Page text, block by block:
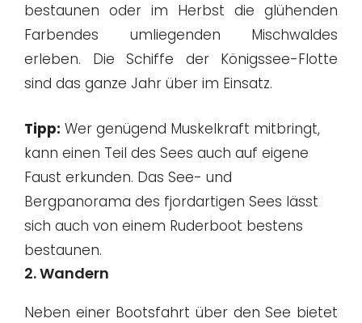
bestaunen oder im Herbst die glühenden
Farbendes umliegenden Mischwaldes
erleben. Die Schiffe der Königssee-Flotte
sind das ganze Jahr über im Einsatz.
Tipp: Wer genügend Muskelkraft mitbringt,
kann einen Teil des Sees auch auf eigene
Faust erkunden. Das See- und
Bergpanorama des fjordartigen Sees lässt
sich auch von einem Ruderboot bestens
bestaunen.
2. Wandern
Neben einer Bootsfahrt über den See bietet